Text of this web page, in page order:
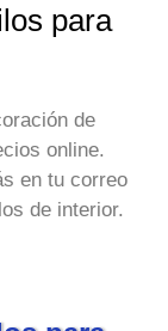
para
de
online.
en tu correo
de interior.